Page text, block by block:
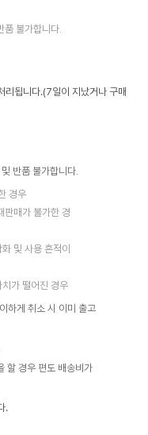
품 불가합니다.
리됩니다.(7일이 지났거나 구매
반품 불가합니다.
경우
판매가 불가한 경
및 사용 흔적이
가 떨어진 경우
하게 취소 시 이미 출고
할 경우 편도 배송비가
.